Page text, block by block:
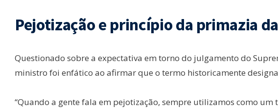
Pejotização e princípio da primazia
Questionado sobre a expectativa em torno do julgamento do
ministro foi enfático ao afirmar que o termo historicamente
“Quando a gente fala em pejotização, sempre utilizamos como